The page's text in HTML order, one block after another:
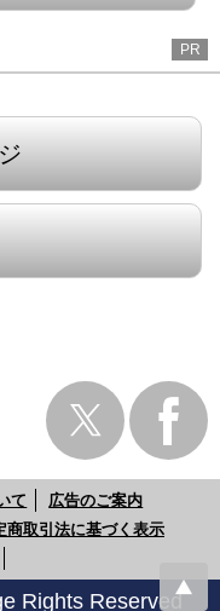
PR
て
広告のご案内
商取引法に基づく表示
Rights Reserved